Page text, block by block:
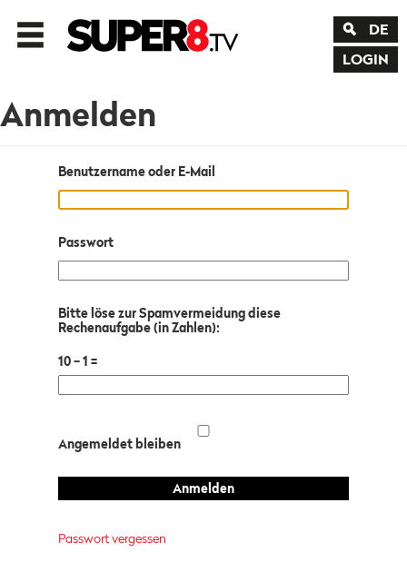
DE
LOGIN
Anmelden
Benutzername oder E-Mail
Passwort
Bitte löse zur Spamvermeidung diese
Rechenaufgabe (in Zahlen):
10 − 1 =
Angemeldet bleiben
Passwort vergessen